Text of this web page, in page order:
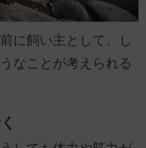
に飼い主として、し
なことが考えられる